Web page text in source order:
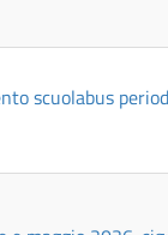
scuolabus